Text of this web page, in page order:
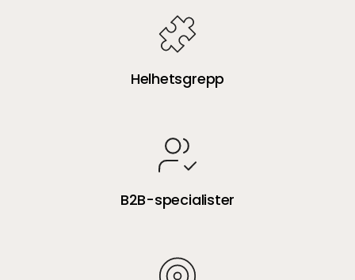
Helhetsgrepp
B2B-specialister